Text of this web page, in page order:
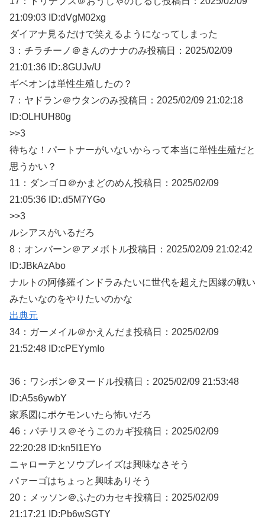
21:09:03 ID:dVgM02xg
ダイアナ見るだけで笑えるようになってしまった
3： チラチーノ＠きんのナナのみ投稿日：2025/02/09
21:01:36 ID:.8GUJv/U
ギベオンは単性生殖したの？
7： ヤドラン＠ウタンのみ投稿日：2025/02/09 21:02:18
ID:OLHUH80g
>>3
待ちな！パートナーがいないからって本当に単性生殖だと
思うかい？
11： ダンゴロ＠かまどのめん投稿日：2025/02/09
21:05:36 ID:.d5M7YGo
>>3
ルシアスがいるだろ
8： オンバーン＠アメボトル投稿日：2025/02/09 21:02:42
ID:JBkAzAbo
ナルトの阿修羅インドラみたいに世代を超えた因縁の戦い
みたいなのをやりたいのかな
出典元
34： ガーメイル＠かえんだま 投稿日：2025/02/09
21:52:48 ID:cPEYymIo
36： ワシボン＠ヌードル投稿日：2025/02/09 21:53:48
ID:A5s6ywbY
家系図にポケモンいたら怖いだろ
46： パチリス＠そうこのカギ投稿日：2025/02/09
22:20:28 ID:kn5I1EYo
ニャローテとソウブレイズは興味なさそう
パァーゴはちょっと興味ありそう
20：
メッソン＠ふたのカセキ投稿日：2025/02/09
21:17:21 ID:Pb6wSGTY